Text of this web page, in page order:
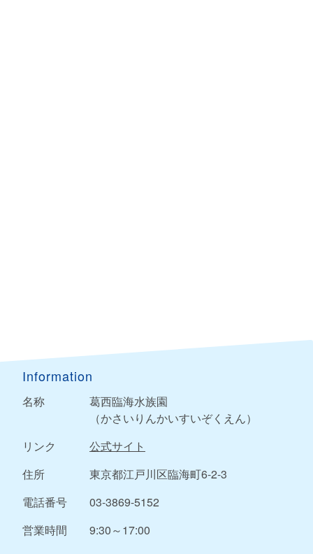
Information
名称
葛西臨海水族園
（かさいりんかいすいぞくえん）
リンク
公式サイト
住所
東京都江戸川区臨海町6-2-3
電話番号
03-3869-5152
営業時間
9:30～17:00